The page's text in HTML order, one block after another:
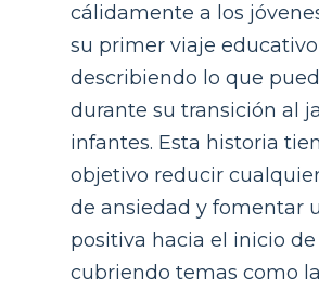
cálidamente a los
su primer viaje
describiendo lo que
durante su transición al
infantes. Esta historia
objetivo reducir
de ansiedad y fomentar
positiva hacia el inicio de
cubriendo temas como